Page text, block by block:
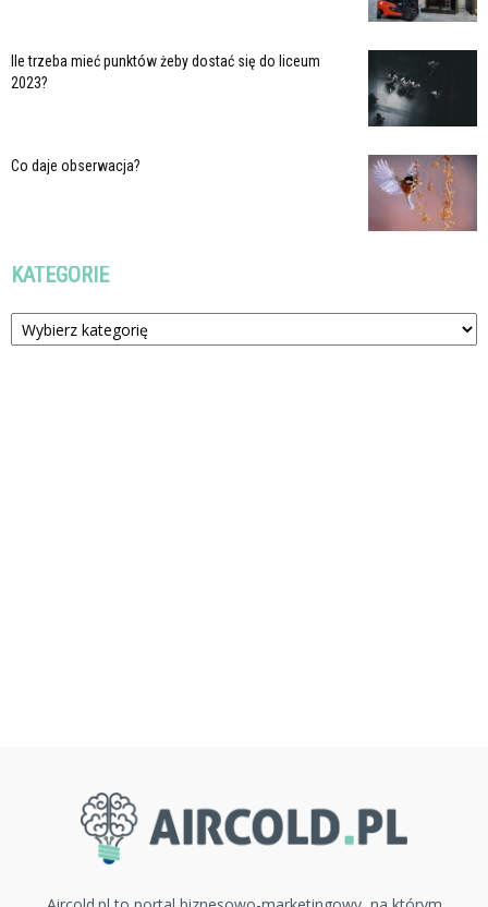
Ile trzeba mieć punktów żeby dostać się do liceum
2023?
Co daje obserwacja?
KATEGORIE
Kategorie